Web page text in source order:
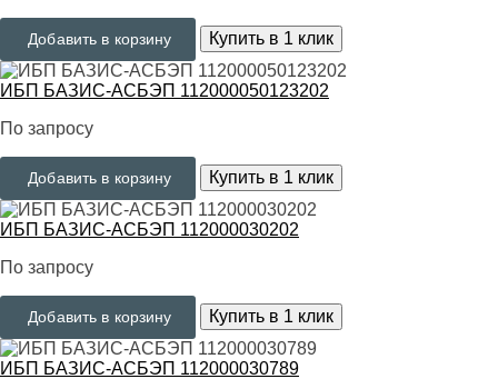
Добавить в корзину Купить в 1 клик
ИБП БАЗИС-АСБЭП 112000050123202
По запросу
Добавить в корзину Купить в 1 клик
ИБП БАЗИС-АСБЭП 112000030202
По запросу
Добавить в корзину Купить в 1 клик
ИБП БАЗИС-АСБЭП 112000030789